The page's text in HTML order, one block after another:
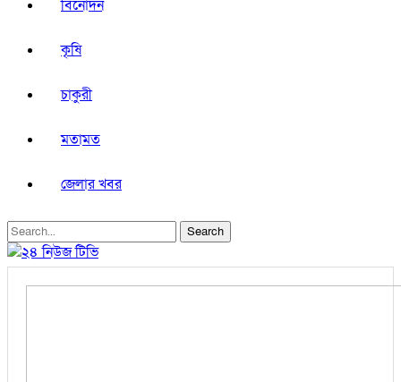
বিনোদন
কৃষি
চাকুরী
মতামত
জেলার খবর